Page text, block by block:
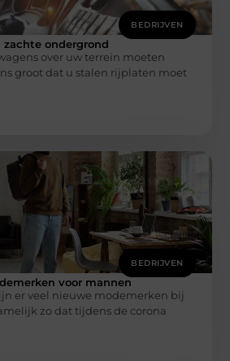
BEDRIJVEN
zachte ondergrond
over uw terrein moeten
groot dat u stalen rijplaten moet
BEDRIJVEN
voor mannen
er veel nieuwe modemerken bij
zo dat tijdens de corona